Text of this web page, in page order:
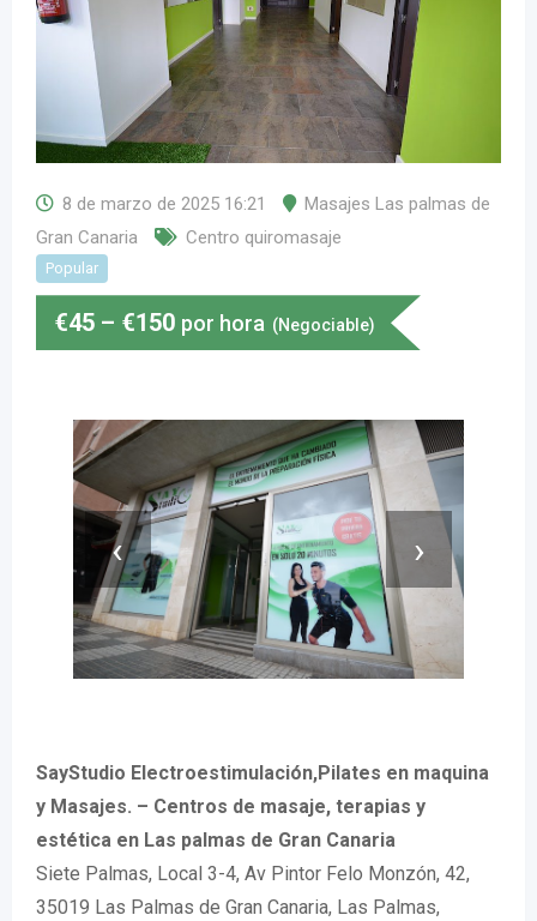
8 de marzo de 2025 16:21
Masajes Las palmas de
Gran Canaria
Centro quiromasaje
Popular
€45 – €150 por hora (Negociable)
‹ ›
SayStudio Electroestimulación,Pilates en maquina
y Masajes. – Centros de masaje, terapias y
estética en Las palmas de Gran Canaria
Siete Palmas, Local 3-4, Av Pintor Felo Monzón, 42,
35019 Las Palmas de Gran Canaria, Las Palmas,